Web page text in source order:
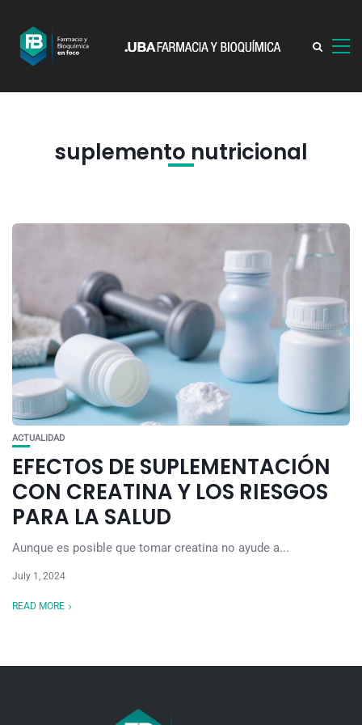
suplemento nutricional
ACTUALIDAD
EFECTOS DE SUPLEMENTACIÓN
CON CREATINA Y LOS RIESGOS
PARA LA SALUD
Aunque es posible que tomar creatina no ayude a...
July 1, 2024
READ MORE